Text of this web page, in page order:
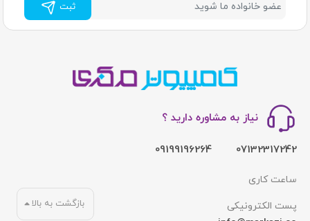
ثبت
نیاز به مشاوره دارید ؟
07132317242
09199196264
ساعت کاری
پست الکترونیکی
بازگشت به بالا